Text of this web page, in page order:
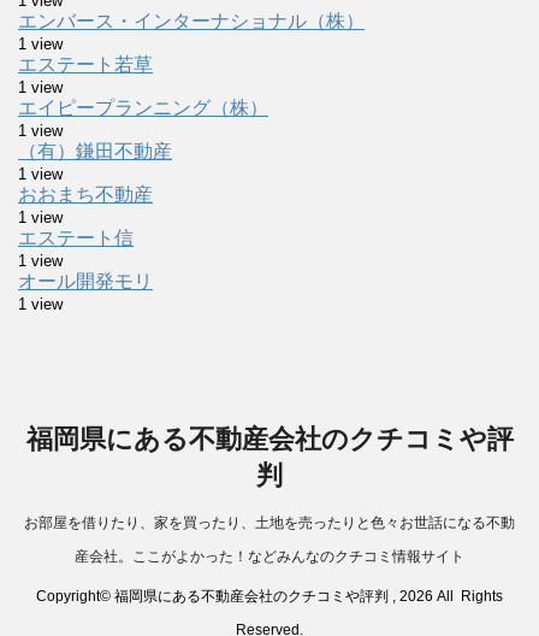
エンバース・インターナショナル（株）
1 view
エステート若草
1 view
エイピープランニング（株）
1 view
（有）鎌田不動産
1 view
おおまち不動産
1 view
エステート信
1 view
オール開発モリ
1 view
福岡県にある不動産会社のクチコミや評
判
お部屋を借りたり、家を買ったり、土地を売ったりと色々お世話になる不動
産会社。ここがよかった！などみんなのクチコミ情報サイト
Copyright© 福岡県にある不動産会社のクチコミや評判 , 2026 All Rights
Reserved.